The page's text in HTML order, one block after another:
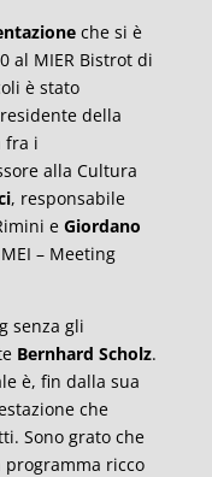
che si è
al MIER Bistrot di
è stato
della
fra i
alla Cultura
, responsabile
e Giordano
– Meeting
senza gli
Bernhard Scholz.
è, fin dalla sua
che
Sono grato che
programma ricco